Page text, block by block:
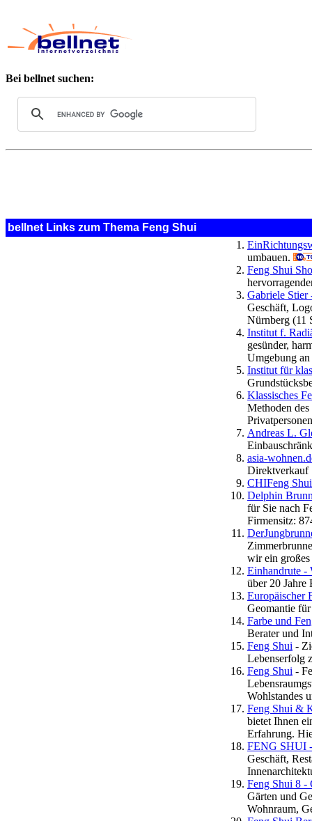
Bei bellnet suchen:
bellnet Links zum Thema Feng Shui
umbauen.
Feng Shui
Gabriele Stier
Geschäft,
Nürnberg (11
Institut f.
gesünder,
Umgebung
Institut für
Klassisches
Methoden
Andreas L.
asia-
Direktverkauf
CHIFeng Shui
Delphin
für Sie nach
Firmensitz:
wir ein
Einhandrute -
über 20 Jahre
Europäischer
Geomantie
Farbe und
Berater und
Feng Shui -
Lebenserfolg
Feng Shui -
Wohlstandes
Feng Shui &
bietet Ihnen
Erfahrung.
FENG SHUI -
Geschäft,
Feng Shui 8 -
Gärten und
Wohnraum,